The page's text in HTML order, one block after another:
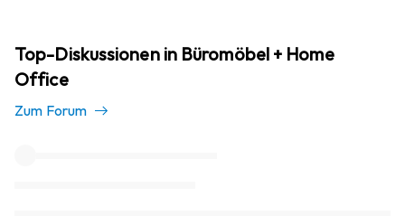
Top-Diskussionen in Büromöbel + Home
Office
Zum Forum